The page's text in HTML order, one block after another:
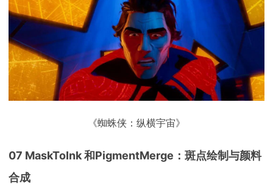
《蜘蛛侠：纵横宇宙》
07 MaskToInk 和PigmentMerge：斑点绘制与颜料
合成